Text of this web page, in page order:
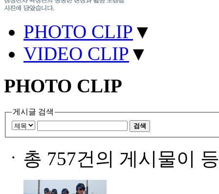
PHOTO CLIP ▼
VIDEO CLIP ▼
PHOTO CLIP
게시글 검색
검색
ㆍ 총 757건의 게시물이